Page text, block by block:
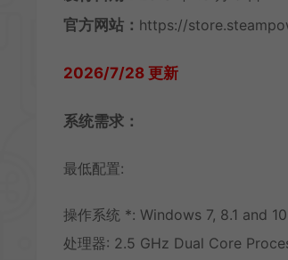
官方网站： https://
2026/7/28 更新
系统需求：
最低配置:
操作系统 *: Windows 7, 8.1 and 10
处理器: 2.5 GHz Dual Core